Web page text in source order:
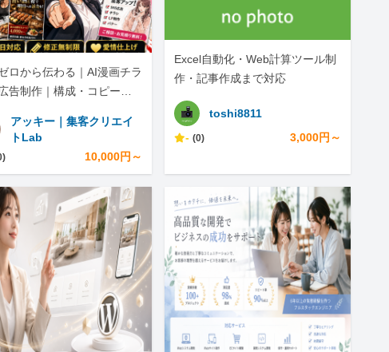
ロから伝わる｜AI漫画チラ
告制作｜構成・コピー・S
アッキー｜集客クリエイ
トLab
10,000円～
Excel自動化・Web計算ツール制
作・記事作成まで対応
toshi8811
- (0) 3,000円～